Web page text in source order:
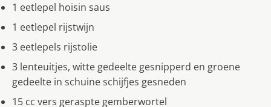
1 eetlepel hoisin saus
1 eetlepel rijstwijn
3 eetlepels rijstolie
3 lenteuitjes, witte gedeelte gesnipperd en groene
gedeelte in schuine schijfjes gesneden
15 cc vers geraspte gemberwortel